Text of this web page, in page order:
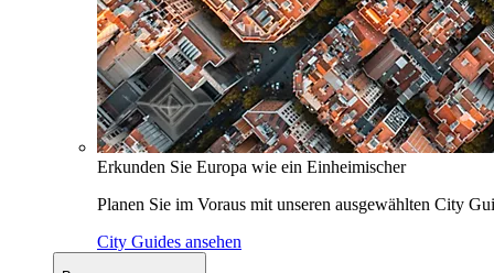
Erkunden Sie Europa wie ein Einheimischer
Planen Sie im Voraus mit unseren ausgewählten City
City Guides ansehen